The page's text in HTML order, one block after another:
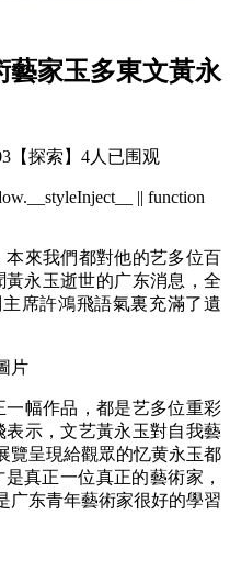
藝家玉多東文黃永
【探索】 4人已围观
|| function
來我們都對他的艺多位百
永玉逝世的广东消息，全
席許鴻飛語氣裏充滿了遺
片
幅作品，都是艺多位重彩
表示，文艺黃永玉對自我藝
覽呈現給觀眾的忆黄永玉都
真正一位真正的藝術家，
广东青年藝術家很好的學習